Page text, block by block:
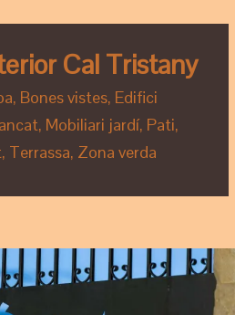
Cal Tristany
Bones vistes, Edifici
Mobiliari jardí, Pati,
Terrassa, Zona verda